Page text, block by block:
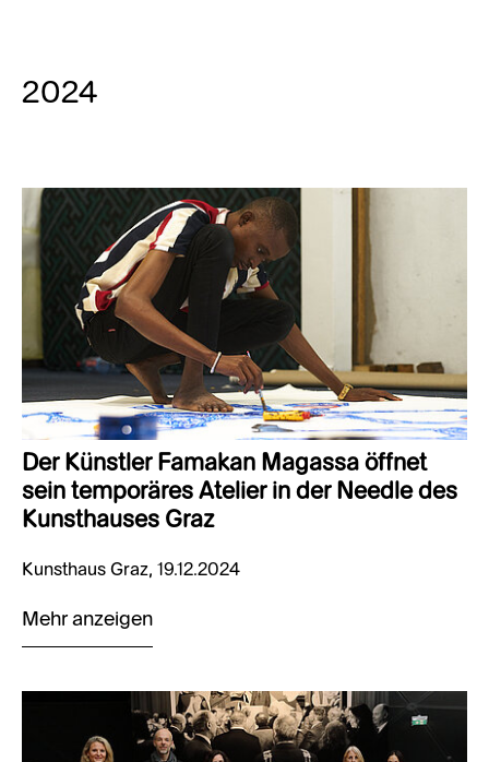
2024
Der Künstler Famakan Magassa öffnet
sein temporäres Atelier in der Needle des
Kunsthauses Graz
Kunsthaus Graz, 19.12.2024
Mehr anzeigen